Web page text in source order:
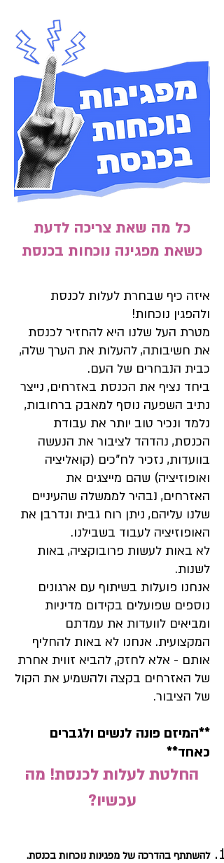
כל מה שאת צריכה לדעת
כשאת מפגינה נוכחות בכנסת
איזה כיף שבחרת לעלות לכנסת
ולהפגין נוכחות!
מטרת העל שלנו היא להחזיר לכנסת
את חשיבותה, להעלות את הערך שלה,
כבית הנבחרים של העם.
ביחד נציף את הכנסת באזרחים, נייצר
נתיב השפעה נוסף למאבק ברחובות,
נלמד ונכיר טוב יותר את עבודת
הכנסת, נהדהד לציבור את הנעשה
בוועדות, נזכיר לח"כים (קואליציה
ואופוזיציה) שהם מייצגים את
האזרחים, נבהיר לממשלה שהעיניים
שלנו עליהם, ניתן רוח גבית ונדרבן את
האופוזיציה לעבוד בשבילנו.
לא באות לעשות פרובוקציה, באות
לשנות.​​
אנחנו פועלות בשיתוף עם ארגונים
נוספים שפועלים בקידום מדיניות
ומביאים לוועדות את עמדתם
המקצועית. אנחנו לא באות להחליף
אותם - אלא לחזק, להביא זווית אחרת
של האזרחים בקצה ולהשמיע את הקול
של הציבור.
**המיזם פונה לנשים ולגברים
כאחד**
​החלטת לעלות לכנסת! מה
עכשיו?
להשתתף בהדרכה של מפגינות נוכחות בכנסת.